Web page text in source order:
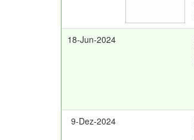
18-Jun-2024
9-Dez-2024